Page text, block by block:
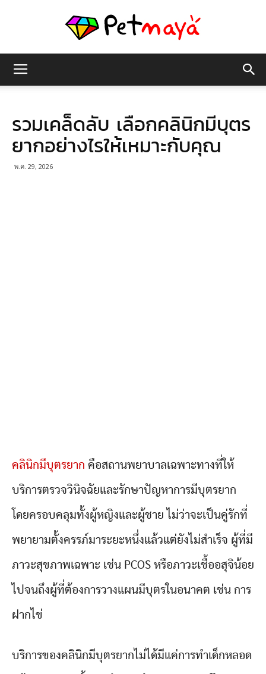
มายา
รวมเคล็ดลับ เลือกคลินิกมีบุตร
ยากอย่างไรให้เหมาะกับคุณ
พ.ค. 29, 2026
คลินิกมีบุตรยาก คือสถานพยาบาลเฉพาะทางที่ให้
บริการตรวจวินิจฉัยและรักษาปัญหาการมีบุตรยาก
โดยครอบคลุมทั้งผู้หญิงและผู้ชาย ไม่ว่าจะเป็นคู่รักที่
พยายามตั้งครรภ์มาระยะหนึ่งแล้วแต่ยังไม่สำเร็จ ผู้ที่มี
ภาวะสุขภาพเฉพาะ เช่น PCOS หรือภาวะเชื้ออสุจิน้อย
ไปจนถึงผู้ที่ต้องการวางแผนมีบุตรในอนาคต เช่น การ
ฝากไข่
บริการของคลินิกมีบุตรยากไม่ได้มีแค่การทำเด็กหลอด